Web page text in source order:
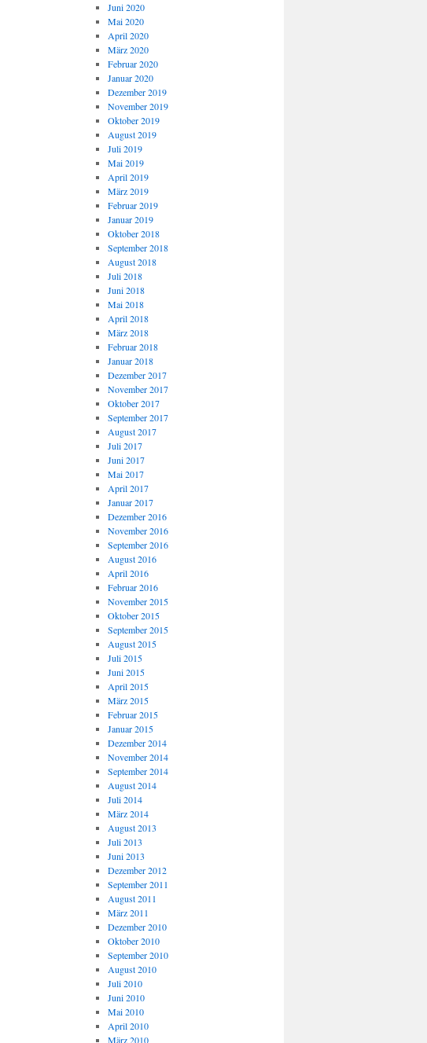
Juni 2020
Mai 2020
April 2020
März 2020
Februar 2020
Januar 2020
Dezember 2019
November 2019
Oktober 2019
August 2019
Juli 2019
Mai 2019
April 2019
März 2019
Februar 2019
Januar 2019
Oktober 2018
September 2018
August 2018
Juli 2018
Juni 2018
Mai 2018
April 2018
März 2018
Februar 2018
Januar 2018
Dezember 2017
November 2017
Oktober 2017
September 2017
August 2017
Juli 2017
Juni 2017
Mai 2017
April 2017
Januar 2017
Dezember 2016
November 2016
September 2016
August 2016
April 2016
Februar 2016
November 2015
Oktober 2015
September 2015
August 2015
Juli 2015
Juni 2015
April 2015
März 2015
Februar 2015
Januar 2015
Dezember 2014
November 2014
September 2014
August 2014
Juli 2014
März 2014
August 2013
Juli 2013
Juni 2013
Dezember 2012
September 2011
August 2011
März 2011
Dezember 2010
Oktober 2010
September 2010
August 2010
Juli 2010
Juni 2010
Mai 2010
April 2010
März 2010